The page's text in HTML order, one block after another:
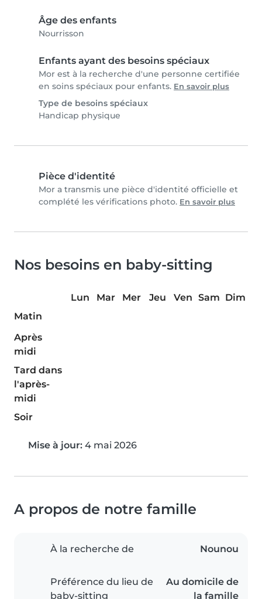
Âge des enfants
Nourrisson
Enfants ayant des besoins spéciaux
Mor est à la recherche d'une personne certifiée
en soins spéciaux pour enfants. En savoir plus
Type de besoins spéciaux
Handicap physique
Pièce d'identité
Mor a transmis une pièce d'identité officielle et
complété les vérifications photo. En savoir plus
Nos besoins en baby-sitting
Lun Mar Mer Jeu Ven Sam Dim
Matin
Après
midi
Tard dans
l'après-
midi
Soir
Mise à jour: 4 mai 2026
A propos de notre famille
À la recherche de Nounou
Préférence du lieu de
baby-sitting
Au domicile de
la famille